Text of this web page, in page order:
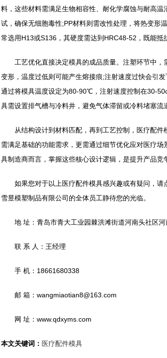
料，这些材料需满足生物相容性、耐化学腐蚀与耐高
试，确保无细胞毒性;PP材料则需改性处理，将热变
常选用H13或S136，其硬度需达到HRC48-52，既能抵
工艺优化直接决定模具的成品质量。注塑环节中，
变形，温度过低则可能产生熔接痕;注射速度过快会引
通过将模具温度设定为80-90℃，注射速度控制在30-
具需设置排气槽与冷料井，避免气体滞留或冷料堵塞流
从结构设计到材料匹配，再到工艺控制，医疗配件
需满足基础的功能需求，更需通过细节优化应对医疗
具制造商而言，掌握这些核心设计逻辑，是提升产品竞
如果您对于以上医疗配件模具感兴趣或有疑问，请
雪昱模塑制品有限公司的全体员工静待您的光临。
地 址：青岛市青大工业园棘洪滩街道河南头社区河
联 系 人：王经理
手 机：18661680338
邮 箱：wangmiaotian8@163.com
网 址：www.qdxyms.com
本文关键词： 医疗配件模具